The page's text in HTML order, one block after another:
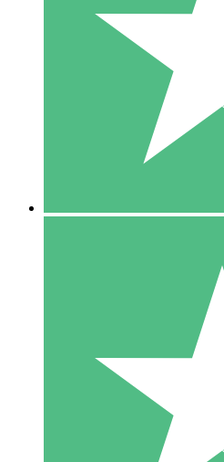
Paga según el uso con créditos
10
10
20